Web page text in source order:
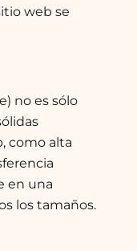
web se
no es sólo
como alta
en una
los tamaños.